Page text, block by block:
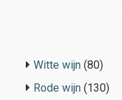
Witte wijn (80)
Rode wijn (130)